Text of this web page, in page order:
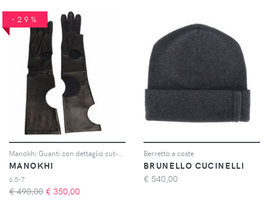
-29%
MANOKHI
6.5-7
€ 490,00 € 350,00
Berretto a coste
BRUNELLO CUCINELLI
€ 540,00